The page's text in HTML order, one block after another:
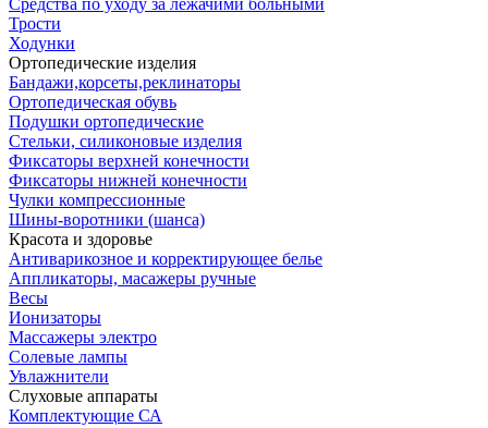
Средства по уходу за лежачими больными
Трости
Ходунки
Ортопедические изделия
Бандажи,корсеты,реклинаторы
Ортопедическая обувь
Подушки ортопедические
Стельки, силиконовые изделия
Фиксаторы верхней конечности
Фиксаторы нижней конечности
Чулки компрессионные
Шины-воротники (шанса)
Красота и здоровье
Антиварикозное и корректирующее белье
Аппликаторы, масажеры ручные
Весы
Ионизаторы
Массажеры электро
Солевые лампы
Увлажнители
Слуховые аппараты
Комплектующие СА